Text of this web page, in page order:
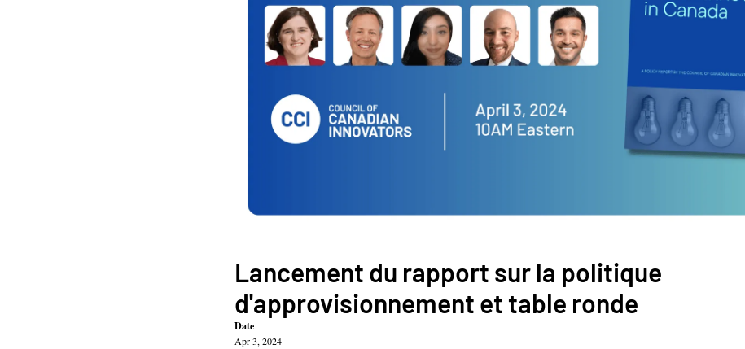
Lancement du rapport sur la politique
d'approvisionnement et table ronde
Date
Apr 3, 2024